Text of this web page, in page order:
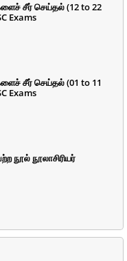
சீர் செய்தல் (12 to 22
Exams
சீர் செய்தல் (01 to 11
Exams
நூல் நூலாசிரியர்